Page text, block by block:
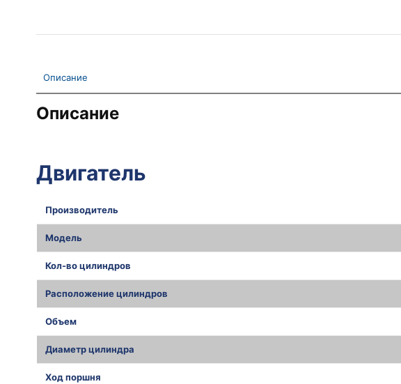
Описание
Описание
Двигатель
Производитель
Модель
Кол-во цилиндров
Расположение цилиндров
Объем
Диаметр цилиндра
Ход поршня